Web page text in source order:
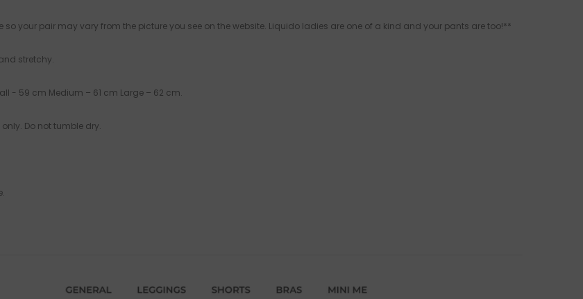
so your pair may vary from the picture you see on the website. Liquido ladies are one of a kind and your pants are too!**
stretchy.
- 59 cm Medium – 61 cm Large – 62 cm.
Do not tumble dry.